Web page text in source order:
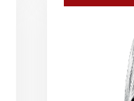
w Polsce